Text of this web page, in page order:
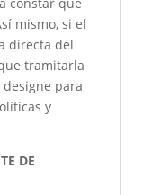
mismo, si el
directa del
tramitarla
para
y
DE